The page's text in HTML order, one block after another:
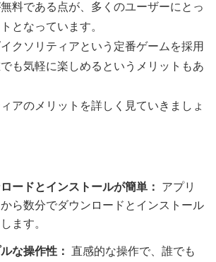
料である点が、多くのユーザーにとっ
となっています。
クソリティアという定番ゲームを採用
も気軽に楽しめるというメリットもあ
アのメリットを詳しく見ていきましょ
ードとインストールが簡単：
アプリ
ら数分でダウンロードとインストール
ます。
な操作性： 直感的な操作で、誰でも